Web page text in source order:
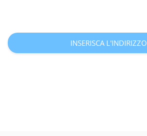
INSERISCA L'INDIRIZZO